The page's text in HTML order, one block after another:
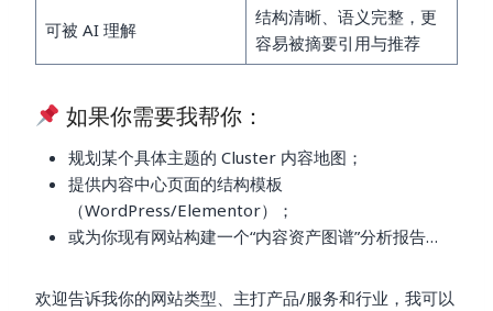
可被 AI 理解
结构清晰、语义完整，更
容易被摘要引用与推荐
如果你需要我帮你：
规划某个具体主题的 Cluster 内容地图；
提供内容中心页面的结构模板
（WordPress/Elementor）；
或为你现有网站构建一个“内容资产图谱”分析报告…
欢迎告诉我你的网站类型、主打产品/服务和行业，我可以